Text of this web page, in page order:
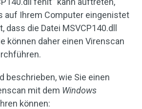
auf Ihrem Computer eingenistet
dass die Datei MSVCP140.dll
können daher einen Virenscan
beschrieben, wie Sie einen
mit dem Windows
können: